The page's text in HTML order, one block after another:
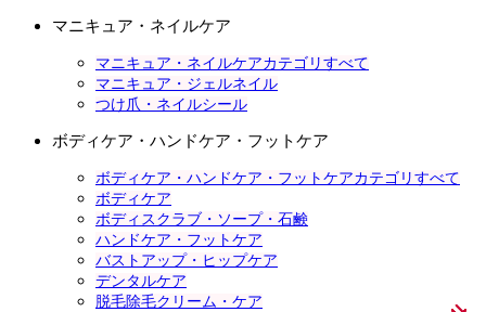
マニキュア・ネイルケア
マニキュア・ネイルケアカテゴリすべて
マニキュア・ジェルネイル
つけ爪・ネイルシール
ボディケア・ハンドケア・フットケア
ボディケア・ハンドケア・フットケアカテゴリすべて
ボディケア
ボディスクラブ・ソープ・石鹸
ハンドケア・フットケア
バストアップ・ヒップケア
デンタルケア
脱毛除毛クリーム・ケア